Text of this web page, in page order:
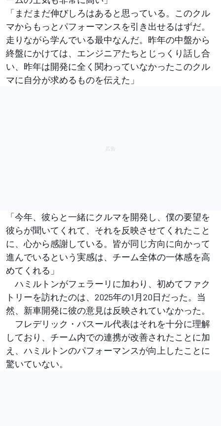
「まだまだ伸びしろはあると思っている。このクル
マからもっとパフォーマンスを引き出せるはずだ。
走りながら学んでいる最中なんだ。昨年の中盤から
終盤にかけては、エンジニアたちとじっくり話し合
い、昨年は開発に全く関わっていなかったこのクル
マに自分が求めるものを伝えた」
「今年、彼らと一緒にクルマを開発し、僕の要望を
彼らが聞いてくれて、それを反映させてくれたこと
に、心から感謝している。皆が同じ方向に向かって
進んでいるという実感は、チーム全体の一体感を高
めてくれる」
ハミルトンがフェラーリに加わり、初めてファク
トリーを訪れたのは、2025年の1月20日だった。当
然、新車開発に彼の意見は反映されていなかった。
フレデリック・バスール代表はそれを十分に理解
しており、チーム内での連携が改善されたことに加
え、ハミルトンのパフォーマンスが向上したことに
驚いていない。